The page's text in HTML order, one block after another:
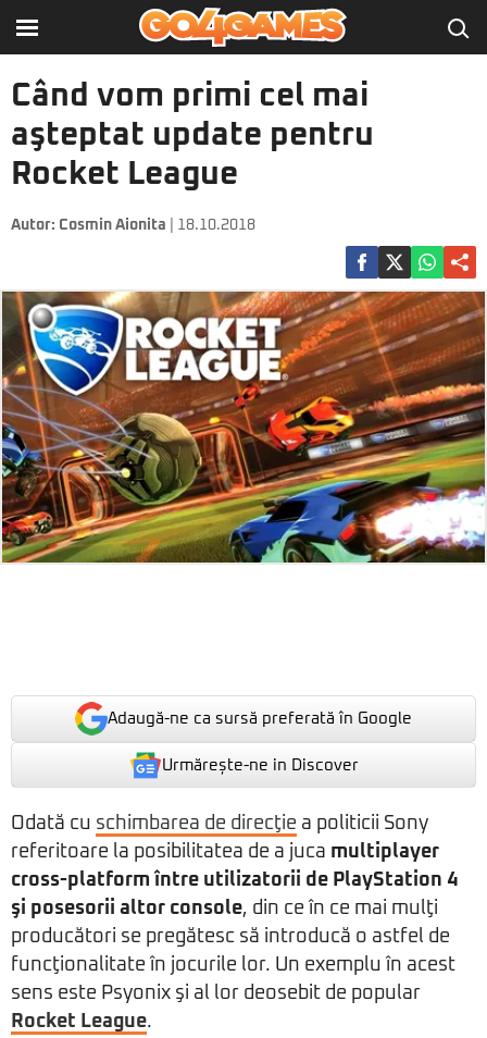
Când vom primi cel mai
aşteptat update pentru
Rocket League
Autor: Cosmin Aionita | 18.10.2018
Adaugă-ne ca sursă preferată în Google
Urmărește-ne in Discover
Odată cu schimbarea de direcţie a politicii Sony
referitoare la posibilitatea de a juca multiplayer
cross-platform între utilizatorii de PlayStation 4
şi posesorii altor console, din ce în ce mai mulţi
producători se pregătesc să introducă o astfel de
funcţionalitate în jocurile lor. Un exemplu în acest
sens este Psyonix şi al lor deosebit de popular
Rocket League.